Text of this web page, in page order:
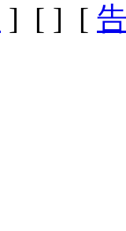
] [ ] [